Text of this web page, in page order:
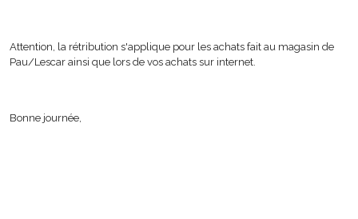
Attention, la rétribution s'applique pour les achats fait au magasin de
Pau/Lescar ainsi que lors de vos achats sur internet.
Bonne journée,